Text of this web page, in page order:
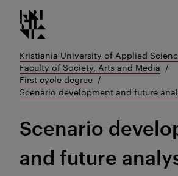
Go
to
content
Kristiania logo
Kristiania University of Applied
Faculty of Society, Arts and Media
First cycle degree
Scenario development and future
Scenario
and future